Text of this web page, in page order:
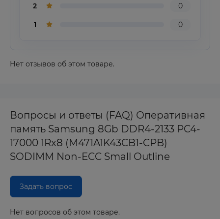
2 0
1 0
Нет отзывов об этом товаре.
Вопросы и ответы (FAQ) Оперативная
память Samsung 8Gb DDR4-2133 PC4-
17000 1Rx8 (M471A1K43CB1-CPB)
SODIMM Non-ECC Small Outline
Задать вопрос
Нет вопросов об этом товаре.